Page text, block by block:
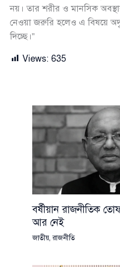
নয়। তার শরীর ও মানসিক
নেওয়া জরুরি হলেও এ বিষয়ে
দিচ্ছে।”
Views: 635
বর্ষীয়ান রাজনীতিক
আর নেই
জাতীয়,রাজনীতি